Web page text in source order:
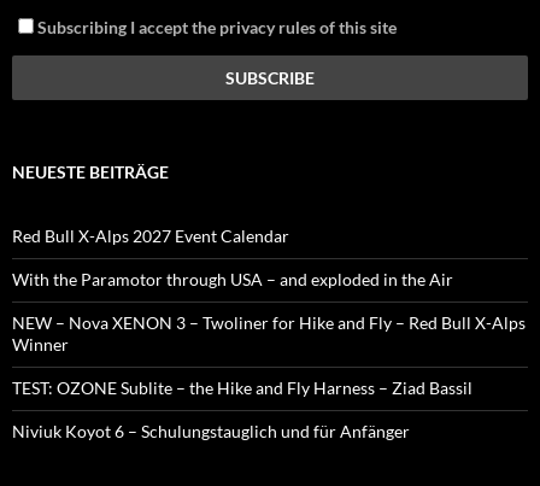
Subscribing I accept the privacy rules of this site
NEUESTE BEITRÄGE
Red Bull X-Alps 2027 Event Calendar
With the Paramotor through USA – and exploded in the Air
NEW – Nova XENON 3 – Twoliner for Hike and Fly – Red Bull X-Alps
Winner
TEST: OZONE Sublite – the Hike and Fly Harness – Ziad Bassil
Niviuk Koyot 6 – Schulungstauglich und für Anfänger